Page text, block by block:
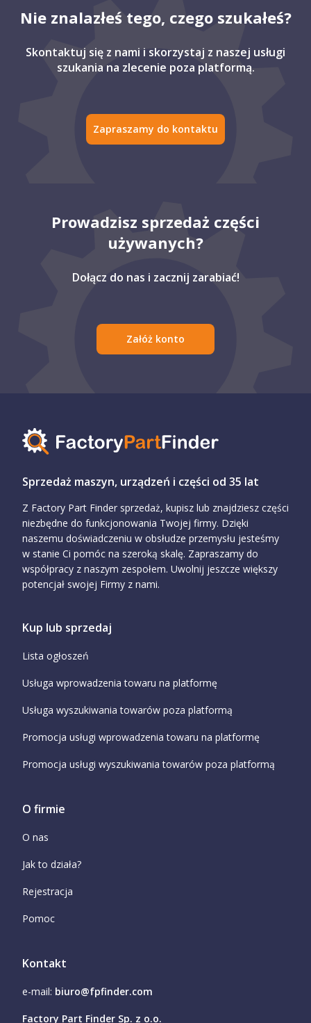
Nie znalazłeś tego, czego szukałeś?
Skontaktuj się z nami i skorzystaj z naszej usługi
szukania na zlecenie poza platformą.
Zapraszamy do kontaktu
Prowadzisz sprzedaż części
używanych?
Dołącz do nas i zacznij zarabiać!
Załóż konto
Sprzedaż maszyn, urządzeń i części od 35 lat
Z Factory Part Finder sprzedaż, kupisz lub znajdziesz części
niezbędne do funkcjonowania Twojej firmy. Dzięki
naszemu doświadczeniu w obsłudze przemysłu jesteśmy
w stanie Ci pomóc na szeroką skalę. Zapraszamy do
współpracy z naszym zespołem. Uwolnij jeszcze większy
potencjał swojej Firmy z nami.
Kup lub sprzedaj
Lista ogłoszeń
Usługa wprowadzenia towaru na platformę
Usługa wyszukiwania towarów poza platformą
Promocja usługi wprowadzenia towaru na platformę
Promocja usługi wyszukiwania towarów poza platformą
O firmie
O nas
Jak to działa?
Rejestracja
Pomoc
Kontakt
e-mail: biuro@fpfinder.com
Factory Part Finder Sp. z o.o.